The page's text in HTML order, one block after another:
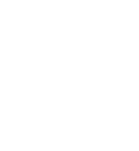
niet beschikbaar.)